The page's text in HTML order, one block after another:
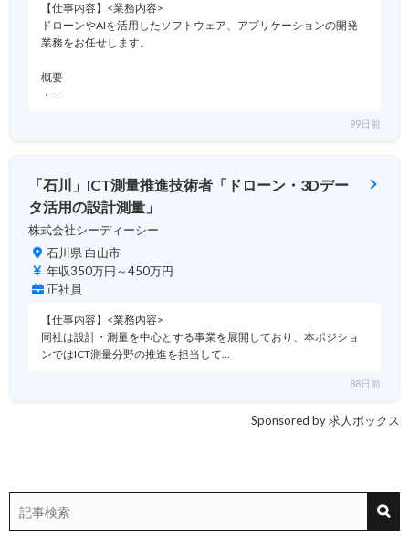
【仕事内容】<業務内容>
ドローンやAIを活用したソフトウェア、アプリケーションの開発
業務をお任せします。
概要
・…
99日前
「石川」ICT測量推進技術者「ドローン・3Dデー
タ活用の設計測量」
株式会社シーディーシー
石川県 白山市
年収350万円～450万円
正社員
【仕事内容】<業務内容>
同社は設計・測量を中心とする事業を展開しており、本ポジショ
ンではICT測量分野の推進を担当して…
88日前
Sponsored by 求人ボックス